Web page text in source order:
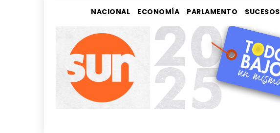
NACIONAL ECONOMÍA PARLAMENTO SUCESOS